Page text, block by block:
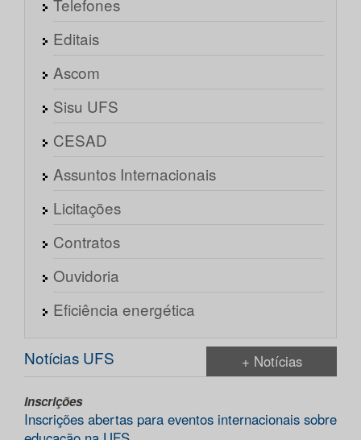
Editais
Ascom
Sisu UFS
CESAD
Assuntos Internacionais
Licitações
Contratos
Ouvidoria
Eficiência energética
Notícias UFS + Notícias
Inscrições
Inscrições abertas para eventos internacionais sobre